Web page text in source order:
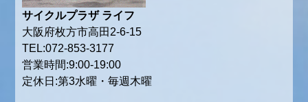
サイクルプラザ ライフ
大阪府枚方市高田2-6-15
TEL:072-853-3177
営業時間:9:00-19:00
定休日:第3水曜・毎週木曜